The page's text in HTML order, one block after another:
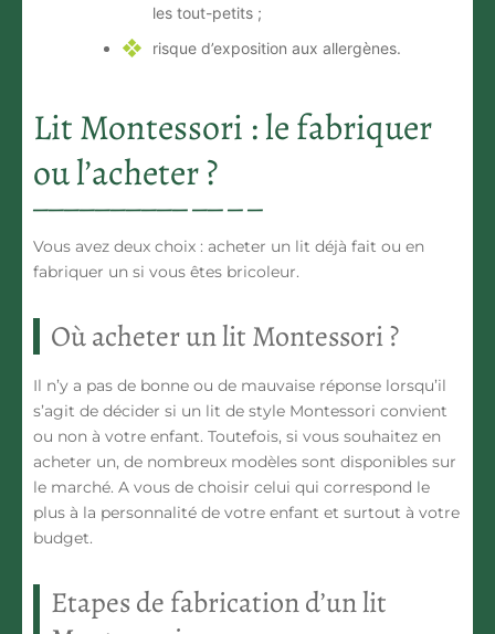
les tout-petits ;
risque d’exposition aux allergènes.
Lit Montessori : le fabriquer
ou l’acheter ?
Vous avez deux choix : acheter un lit déjà fait ou en
fabriquer un si vous êtes bricoleur.
Où acheter un lit Montessori ?
Il n’y a pas de bonne ou de mauvaise réponse lorsqu’il
s’agit de décider si un lit de style Montessori convient
ou non à votre enfant. Toutefois, si vous souhaitez en
acheter un, de nombreux modèles sont disponibles sur
le marché. A vous de choisir celui qui correspond le
plus à la personnalité de votre enfant et surtout à votre
budget.
Etapes de fabrication d’un lit